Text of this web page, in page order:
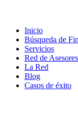
Inicio
Búsqueda de
Servicios
Red de Asesores
La Red
Blog
Casos de éxito